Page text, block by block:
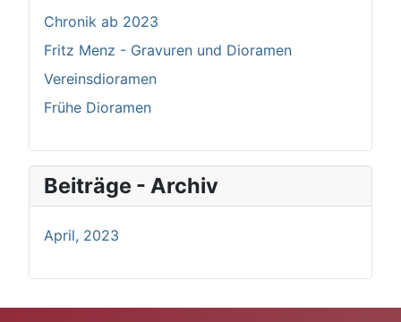
Chronik ab 2023
Fritz Menz - Gravuren und Dioramen
Vereinsdioramen
Frühe Dioramen
Beiträge - Archiv
April, 2023